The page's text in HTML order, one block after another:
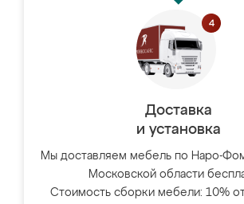
Доставка
и установка
Мы доставляем мебель по Наро-
Московской области
Стоимость сборки мебели: 10%